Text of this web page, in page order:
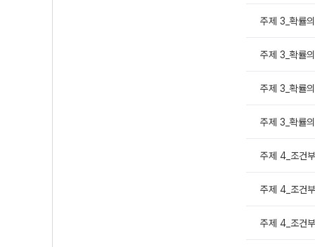
주제 3_확률
주제 3_확률
주제 3_확률
주제 3_확률
주제 4_조건
주제 4_조건
주제 4_조건